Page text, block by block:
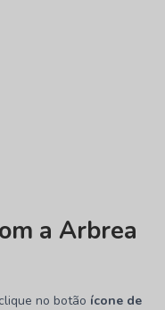
a Arbrea
no botão ícone de